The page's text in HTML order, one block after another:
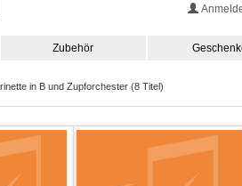
Zubehör
in B und Zupforchester (8 Titel)